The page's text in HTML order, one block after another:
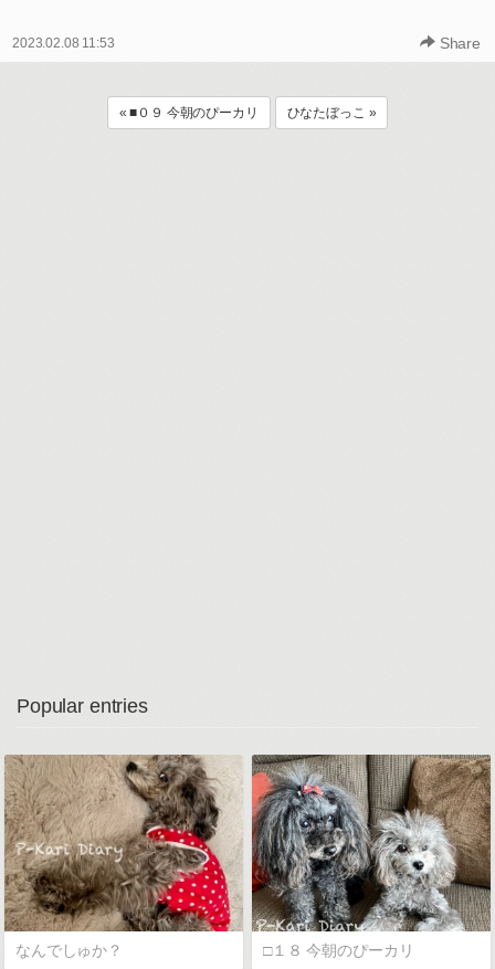
2023.02.08 11:53 Share
« ■０９ 今朝のぴーカリ ひなたぼっこ »
Popular entries
なんでしゅか？ □１８ 今朝のぴーカリ